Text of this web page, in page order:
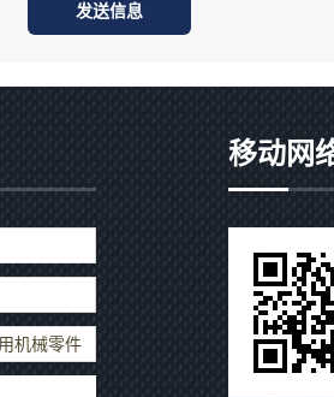
发送信息
移动网